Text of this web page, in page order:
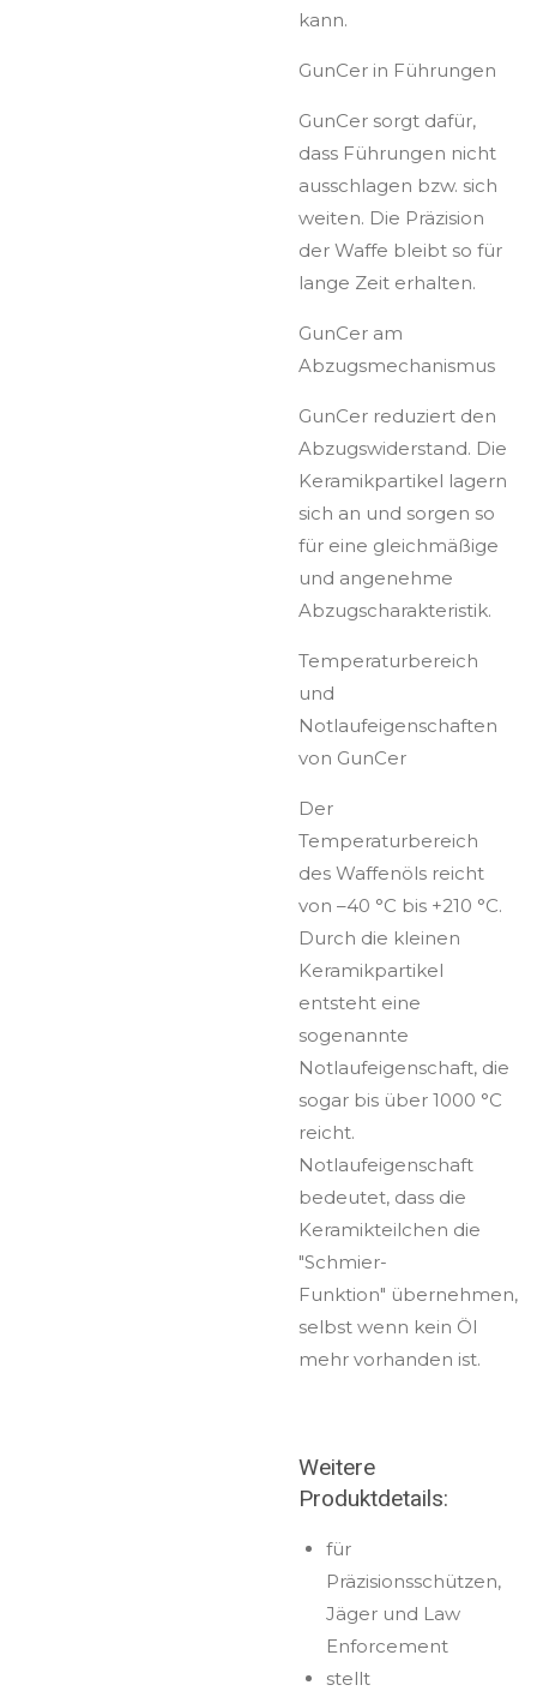
kann.
GunCer in Führungen
GunCer sorgt dafür,
dass Führungen nicht
ausschlagen bzw. sich
weiten. Die Präzision
der Waffe bleibt so für
lange Zeit erhalten.
GunCer am
Abzugsmechanismus
GunCer reduziert den
Abzugswiderstand. Die
Keramikpartikel lagern
sich an und sorgen so
für eine gleichmäßige
und angenehme
Abzugscharakteristik.
Temperaturbereich
und
Notlaufeigenschaften
von GunCer
Der
Temperaturbereich
des Waffenöls reicht
von –40 °C bis +210 °C.
Durch die kleinen
Keramikpartikel
entsteht eine
sogenannte
Notlaufeigenschaft, die
sogar bis über 1000 °C
reicht.
Notlaufeigenschaft
bedeutet, dass die
Keramikteilchen die
"Schmier-
Funktion" übernehmen,
selbst wenn kein Öl
mehr vorhanden ist.
Weitere
Produktdetails:
für
Präzisionsschützen,
Jäger und Law
Enforcement
stellt